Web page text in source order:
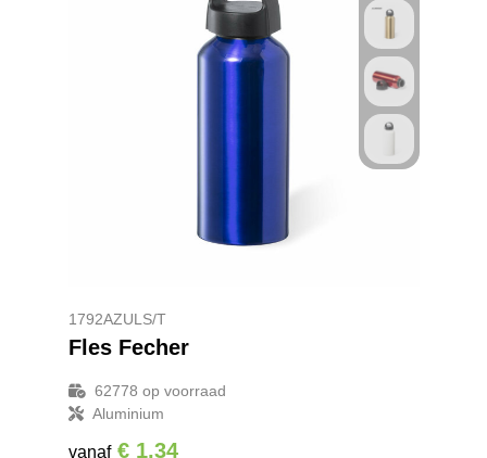
1792AZULS/T
Fles Fecher
62778 op voorraad
Aluminium
vanaf € 1,34